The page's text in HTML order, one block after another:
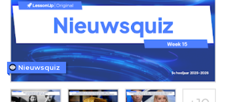
Nieuwsquiz